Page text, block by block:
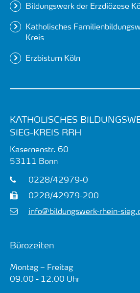
Bildungswerk der Erzdiözese
Katholisches
Kreis
Erzbistum Köln
KATHOLISCHES
SIEG-KREIS RRH
Kasernenstr. 60
53111 Bonn
0228/42979-0
0228/42979-200
info@bildungswerk-rhein-
Bürozeiten
Montag – Freitag
09.00 - 12.00 Uhr